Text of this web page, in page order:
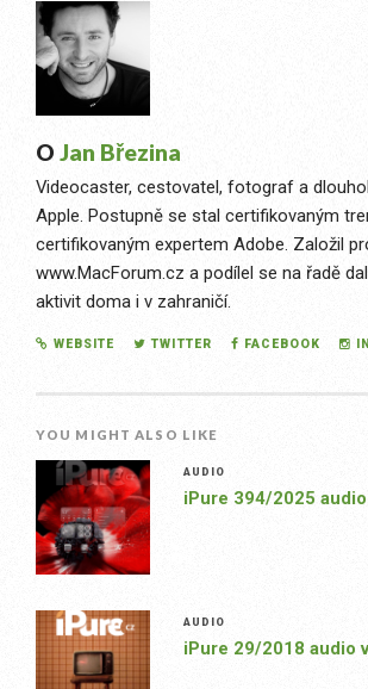
O Jan Březina
Videocaster, cestovatel, fotograf a
Apple. Postupně se stal certifikovaným
certifikovaným expertem Adobe. Založil
www.MacForum.cz a podílel se na řadě
aktivit doma i v zahraničí.
WEBSITE TWITTER FACEBOOK
YOU MIGHT ALSO LIKE
AUDIO
iPure 394/2025
AUDIO
iPure 29/2018 audio